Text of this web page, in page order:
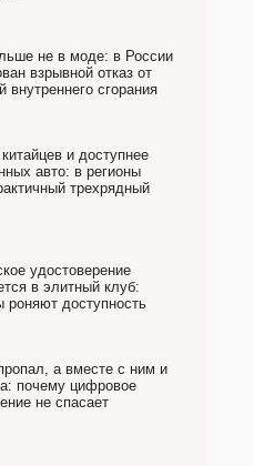
не в моде: в России
взрывной отказ от
внутреннего сгорания
и доступнее
авто: в регионы
трехрядный
удостоверение
в элитный клуб:
роняют доступность
а вместе с ним и
почему цифровое
не спасает